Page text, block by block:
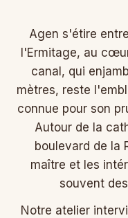
Agen s'étire
l'Ermitage, au
canal, qui
mètres, reste
connue pour son
Autour de la
boulevard de la
maître et les
souvent
Notre atelier